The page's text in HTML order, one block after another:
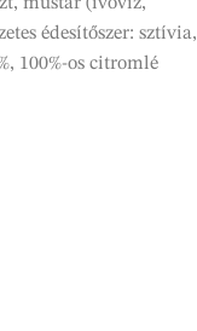
édesítőszer: sztívia,
100%-os citromlé